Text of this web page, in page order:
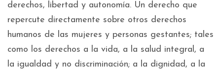
derechos, libertad y autonomía. Un derecho que
repercute directamente sobre otros derechos
humanos de las mujeres y personas gestantes; tales
como los derechos a la vida, a la salud integral, a
la igualdad y no discriminación; a la dignidad, a la